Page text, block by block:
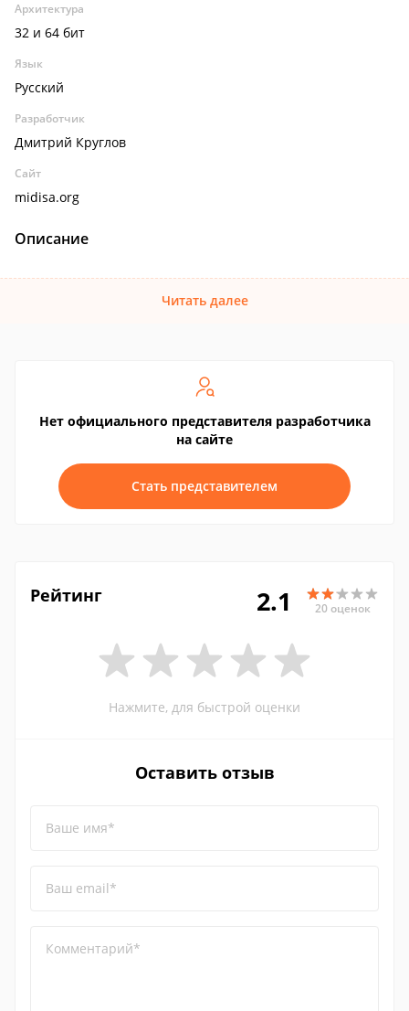
Архитектура
32 и 64 бит
Язык
Русский
Разработчик
Дмитрий Круглов
Сайт
midisa.org
Описание
Читать далее
Нет официального представителя разработчика
на сайте
Стать представителем
Рейтинг 2.1 20 оценок
Нажмите, для быстрой оценки
Оставить отзыв
Ваше имя*
Ваш email*
Комментарий*